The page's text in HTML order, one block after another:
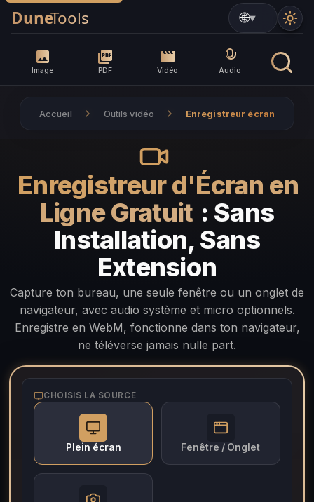
Image PDF Vidéo Audio
▼
Accueil Outils vidéo Enregistreur écran
Enregistreur d'Écran en
Ligne Gratuit : Sans
Installation, Sans
Extension
Capture ton bureau, une seule fenêtre ou un onglet de
navigateur, avec audio système et micro optionnels.
Enregistre en WebM, fonctionne dans ton navigateur,
ne téléverse jamais nulle part.
CHOISIS LA SOURCE
Plein écran Fenêtre / Onglet